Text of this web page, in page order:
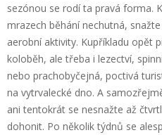
sezónou se rodí ta pravá forma.
mrazech běhání nechutná,
aerobní aktivity. Kupříkladu opět
koloběh, ale třeba i lezectví,
nebo prachobyčejná, poctivá
na vytrvalecké dno. A
ani tentokrát se nesnažte až
dohonit. Po několik týdnů se